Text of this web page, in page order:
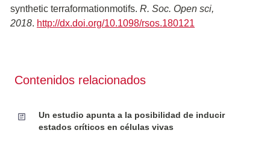
synthetic terraformationmotifs. R. Soc. Open sci,
2018. http://dx.doi.org/10.1098/rsos.180121
Contenidos relacionados
Un estudio apunta a la posibilidad de inducir
estados críticos en células vivas